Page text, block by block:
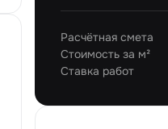
Расчётная смета
Стоимость за м²
Ставка работ